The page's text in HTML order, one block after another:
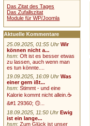
Das Zitat des Tages
Das Zufallszitat
Module für WP/Joomla
Aktuelle Kommentare
25.09.2025, 01:55 Uhr Wir
können nicht a...
hsm:Oft ist es besser etwas
zu lassen, auch wenn man
es tun könnte....
19.09.2025, 16:09 Uhr Was
einer gern ißt...
hsm:Stimmt - und eine
Kalorie kommt nicht allein.☕
&#1 29360; 🙃...
18.09.2025, 11:50 Uhr Ewig
ist ein lange...
hsm:Zum Glück ist unser